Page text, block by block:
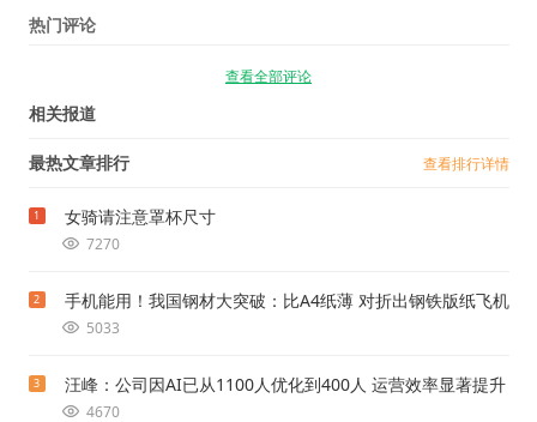
热门评论
查看全部评论
相关报道
最热文章排行 查看排行详情
1 女骑请注意罩杯尺寸
7270
2 手机能用！我国钢材大突破：比A4纸薄 对折出钢铁版纸飞机
5033
3 汪峰：公司因AI已从1100人优化到400人 运营效率显著提升
4670